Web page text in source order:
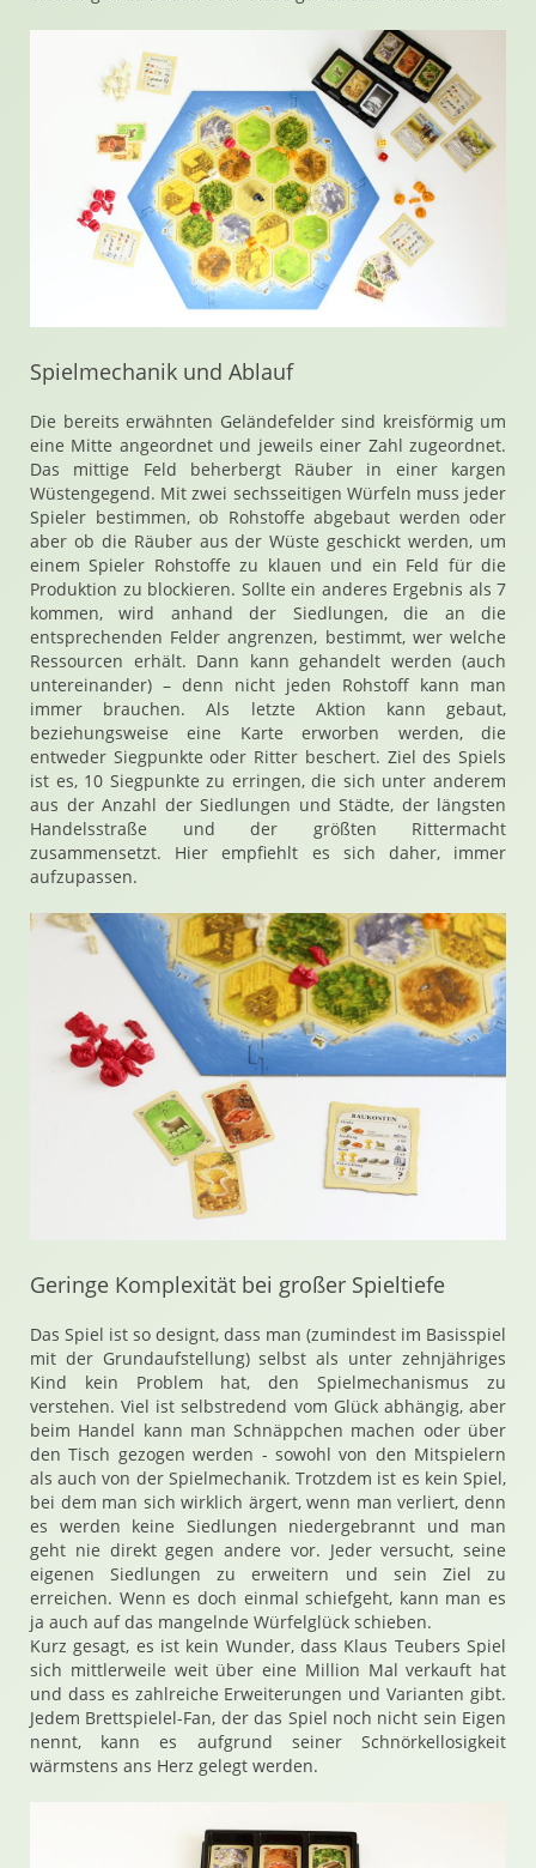
Spielmechanik und Ablauf
Die bereits erwähnten Geländefelder sind kreisförmig um
eine Mitte angeordnet und jeweils einer Zahl zugeordnet.
Das mittige Feld beherbergt Räuber in einer kargen
Wüstengegend. Mit zwei sechsseitigen Würfeln muss jeder
Spieler bestimmen, ob Rohstoffe abgebaut werden oder
aber ob die Räuber aus der Wüste geschickt werden, um
einem Spieler Rohstoffe zu klauen und ein Feld für die
Produktion zu blockieren. Sollte ein anderes Ergebnis als 7
kommen, wird anhand der Siedlungen, die an die
entsprechenden Felder angrenzen, bestimmt, wer welche
Ressourcen erhält. Dann kann gehandelt werden (auch
untereinander) – denn nicht jeden Rohstoff kann man
immer brauchen. Als letzte Aktion kann gebaut,
beziehungsweise eine Karte erworben werden, die
entweder Siegpunkte oder Ritter beschert. Ziel des Spiels
ist es, 10 Siegpunkte zu erringen, die sich unter anderem
aus der Anzahl der Siedlungen und Städte, der längsten
Handelsstraße und der größten Rittermacht
zusammensetzt. Hier empfiehlt es sich daher, immer
aufzupassen.
Geringe Komplexität bei großer Spieltiefe
Das Spiel ist so designt, dass man (zumindest im Basisspiel
mit der Grundaufstellung) selbst als unter zehnjähriges
Kind kein Problem hat, den Spielmechanismus zu
verstehen. Viel ist selbstredend vom Glück abhängig, aber
beim Handel kann man Schnäppchen machen oder über
den Tisch gezogen werden - sowohl von den Mitspielern
als auch von der Spielmechanik. Trotzdem ist es kein Spiel,
bei dem man sich wirklich ärgert, wenn man verliert, denn
es werden keine Siedlungen niedergebrannt und man
geht nie direkt gegen andere vor. Jeder versucht, seine
eigenen Siedlungen zu erweitern und sein Ziel zu
erreichen. Wenn es doch einmal schiefgeht, kann man es
ja auch auf das mangelnde Würfelglück schieben.
Kurz gesagt, es ist kein Wunder, dass Klaus Teubers Spiel
sich mittlerweile weit über eine Million Mal verkauft hat
und dass es zahlreiche Erweiterungen und Varianten gibt.
Jedem Brettspielel-Fan, der das Spiel noch nicht sein Eigen
nennt, kann es aufgrund seiner Schnörkellosigkeit
wärmstens ans Herz gelegt werden.